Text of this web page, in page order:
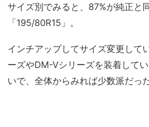
サイズ別でみると、87%が純正と
「195/80R15」。
インチアップしてサイズ変更して
ーズやDM-Vシリーズを装着して
いで、全体からみれば少数派だった